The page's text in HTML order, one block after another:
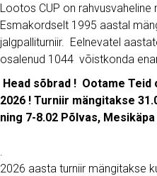
Lootos CUP on rahvusvaheline
Esmakordselt 1995 aastal
jalgpalliturniir. Eelnevatel
osalenud 1044 võistkonda
Head sõbrad ! Ootame Teid
2026 ! Turniir mängitakse
ning 7-8.02 Põlvas, Mesikäpa
2026 aasta turniir mängitakse